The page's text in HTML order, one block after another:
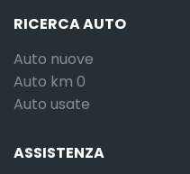
RICERCA AUTO
Auto nuove
Auto km 0
Auto usate
ASSISTENZA